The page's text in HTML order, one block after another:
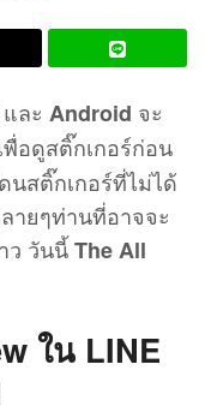
และ Android จะ
พื่อดูสติ๊กเกอร์ก่อน
นสติ๊กเกอร์ที่ไม่ได้
ายๆท่านที่อาจจะ
ว วันนี้The All
ใน LINE